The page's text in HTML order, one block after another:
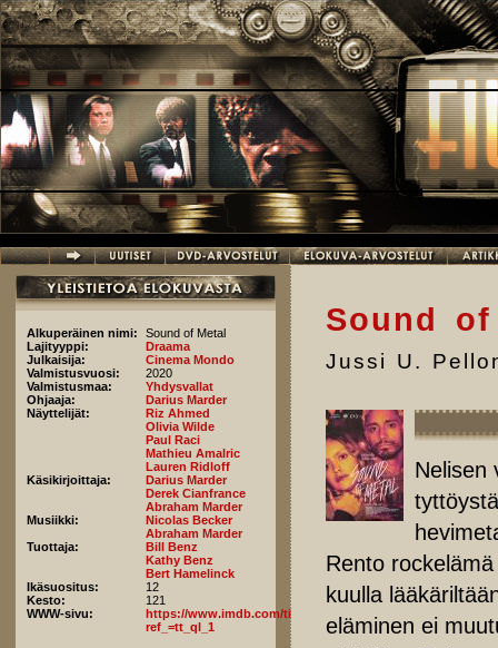
Hyppää pääsisältöön
Alkuperäinen nimi:
Sound of Metal
Lajityyppi:
Draama
Julkaisija:
Cinema Mondo
Valmistusvuosi:
2020
Valmistusmaa:
Yhdysvallat
Ohjaaja:
Darius Marder
Näyttelijät:
Riz Ahmed
Olivia Wilde
Paul Raci
Mathieu Amalric
Lauren Ridloff
Käsikirjoittaja:
Darius Marder
Derek Cianfrance
Abraham Marder
Musiikki:
Nicolas Becker
Abraham Marder
Tuottaja:
Bill Benz
Kathy Benz
Bert Hamelinck
Ikäsuositus:
12
Kesto:
121
WWW-sivu:
https://www.imdb.com/title/tt5363618/fullcredits?
ref_=tt_ql_1
Sound
Jussi U.
Nelisen
Rento
kuulla
eläminen ei